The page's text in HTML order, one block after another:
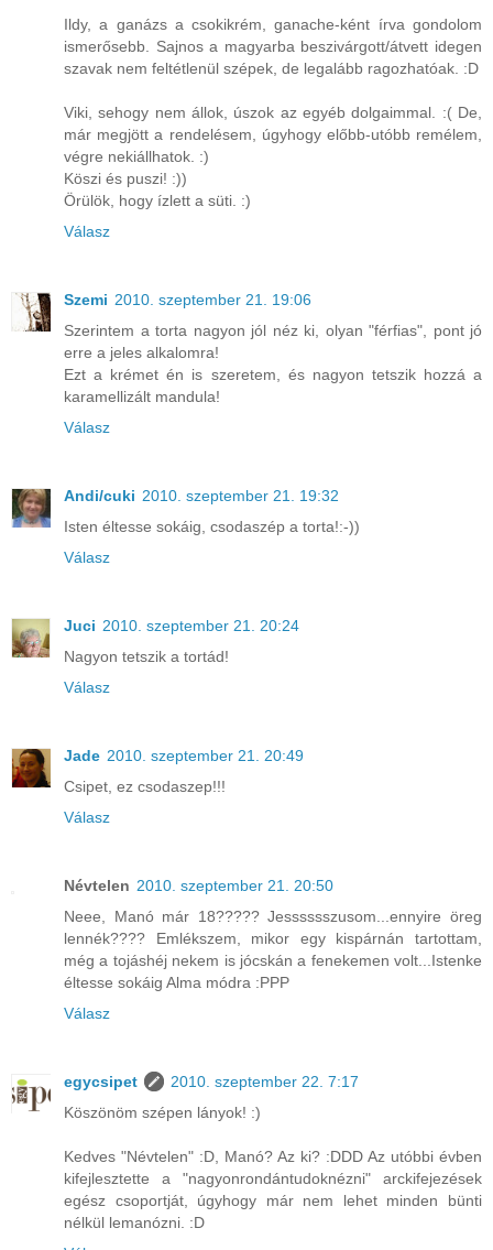
Ildy, a ganázs a csokikrém, ganache-ként írva gondolom
ismerősebb. Sajnos a magyarba beszivárgott/átvett idegen
szavak nem feltétlenül szépek, de legalább ragozhatóak. :D
Viki, sehogy nem állok, úszok az egyéb dolgaimmal. :( De,
már megjött a rendelésem, úgyhogy előbb-utóbb remélem,
végre nekiállhatok. :)
Köszi és puszi! :))
Örülök, hogy ízlett a süti. :)
Válasz
Szemi 2010. szeptember 21. 19:06
Szerintem a torta nagyon jól néz ki, olyan "férfias", pont jó
erre a jeles alkalomra!
Ezt a krémet én is szeretem, és nagyon tetszik hozzá a
karamellizált mandula!
Válasz
Andi/cuki 2010. szeptember 21. 19:32
Isten éltesse sokáig, csodaszép a torta!:-))
Válasz
Juci 2010. szeptember 21. 20:24
Nagyon tetszik a tortád!
Válasz
Jade 2010. szeptember 21. 20:49
Csipet, ez csodaszep!!!
Válasz
Névtelen 2010. szeptember 21. 20:50
Neee, Manó már 18????? Jesssssszusom...ennyire öreg
lennék???? Emlékszem, mikor egy kispárnán tartottam,
még a tojáshéj nekem is jócskán a fenekemen volt...Istenke
éltesse sokáig Alma módra :PPP
Válasz
egycsipet
2010. szeptember 22. 7:17
Köszönöm szépen lányok! :)
Kedves "Névtelen" :D, Manó? Az ki? :DDD Az utóbbi évben
kifejlesztette a "nagyonrondántudoknézni" arckifejezések
egész csoportját, úgyhogy már nem lehet minden bünti
nélkül lemanózni. :D